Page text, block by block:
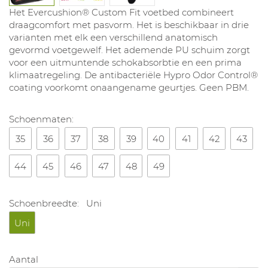
Het Evercushion® Custom Fit voetbed combineert
draagcomfort met pasvorm. Het is beschikbaar in drie
varianten met elk een verschillend anatomisch
gevormd voetgewelf. Het ademende PU schuim zorgt
voor een uitmuntende schokabsorbtie en een prima
klimaatregeling. De antibacteriële Hypro Odor Control®
coating voorkomt onaangename geurtjes. Geen PBM.
Schoenmaten:
35
36 37 38 39 40 41 42 43
44 45 46 47 48 49
Schoenbreedte:
Uni
Uni
Aantal